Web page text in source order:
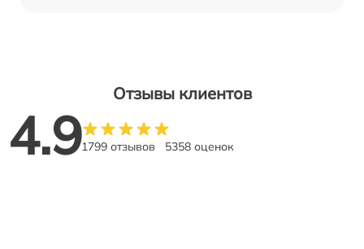
Отзывы клиентов
4.91799 отзывов 5358 оценок